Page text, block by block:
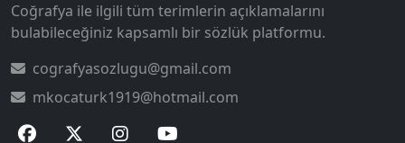
Coğrafya ile ilgili tüm terimlerin açıklamalarını
bulabileceğiniz kapsamlı bir sözlük platformu.
cografyasozlugu@gmail.com
mkocaturk1919@hotmail.com